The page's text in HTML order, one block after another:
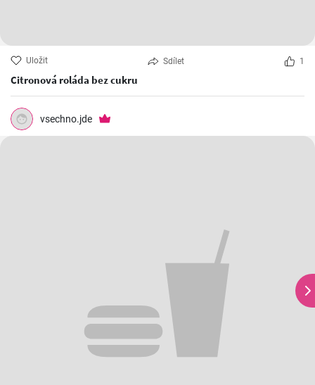
Uložit Sdílet 1
Citronová roláda bez cukru
vsechno.jde